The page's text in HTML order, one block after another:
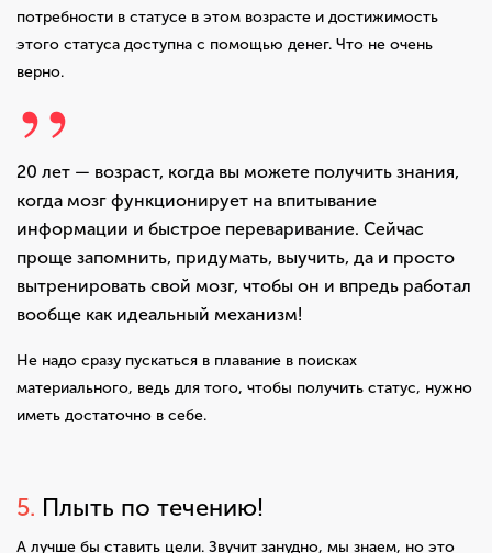
потребности в статусе в этом возрасте и достижимость
этого статуса доступна с помощью денег. Что не очень
верно.
20 лет — возраст, когда вы можете получить знания,
когда мозг функционирует на впитывание
информации и быстрое переваривание. Сейчас
проще запомнить, придумать, выучить, да и просто
вытренировать свой мозг, чтобы он и впредь работал
вообще как идеальный механизм!
Не надо сразу пускаться в плавание в поисках
материального, ведь для того, чтобы получить статус, нужно
иметь достаточно в себе.
5. Плыть по течению!
А лучше бы ставить цели. Звучит занудно, мы знаем, но это